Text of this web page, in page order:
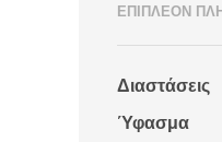
ΕΠΙΠΛΈΟΝ
Διαστάσεις
Ύφασμα